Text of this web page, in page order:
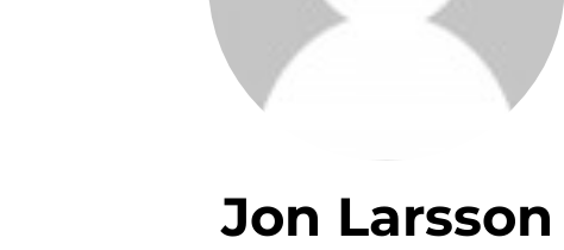
Jon Larsson